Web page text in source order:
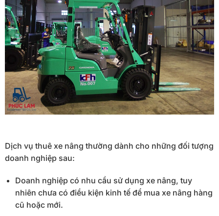
Dịch vụ thuê xe nâng thường dành cho những đối tượng
doanh nghiệp sau:
Doanh nghiệp có nhu cầu sử dụng xe nâng, tuy
nhiên chưa có điều kiện kinh tế để mua xe nâng hàng
cũ hoặc mới.